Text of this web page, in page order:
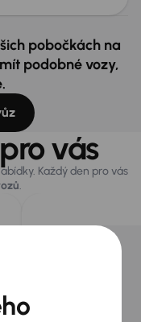
pobočkách na
podobné vozy,
vás
Každý den pro vás
.